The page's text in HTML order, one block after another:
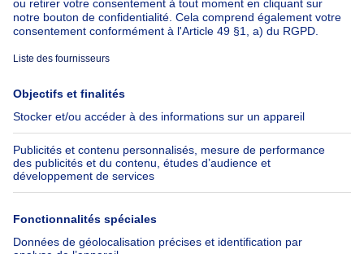
À propos
Immoweb
Presse
Emplois
Groupe Axel Springer
SeLoger.com
Immowelt.de
Outils
Belfius
Assurances
Check-list déménagement
Aide
Suivez-nous